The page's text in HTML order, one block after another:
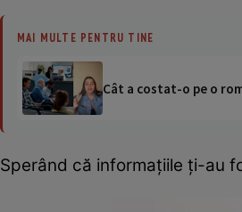
MAI MULTE PENTRU TINE
Cât a costat-o pe o
Sperând că informaţiile ţi-au